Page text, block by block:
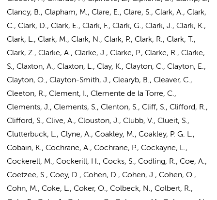
Clancy, B., Clapham, M., Clare, E., Clare, S., Clark, A., Clark,
C., Clark, D., Clark, E., Clark, F., Clark, G., Clark, J., Clark, K.,
Clark, L., Clark, M., Clark, N., Clark, P., Clark, R., Clark, T.,
Clark, Z., Clarke, A., Clarke, J., Clarke, P., Clarke, R., Clarke,
S., Claxton, A., Claxton, L., Clay, K., Clayton, C., Clayton, E.,
Clayton, O., Clayton-Smith, J., Clearyb, B., Cleaver, C.,
Cleeton, R., Clement, I., Clemente de la Torre, C.,
Clements, J., Clements, S., Clenton, S., Cliff, S., Clifford, R.,
Clifford, S., Clive, A., Clouston, J., Clubb, V., Clueit, S.,
Clutterbuck, L., Clyne, A., Coakley, M., Coakley, P. G. L.,
Cobain, K., Cochrane, A., Cochrane, P., Cockayne, L.,
Cockerell, M., Cockerill, H., Cocks, S., Codling, R., Coe, A.,
Coetzee, S., Coey, D., Cohen, D., Cohen, J., Cohen, O.,
Cohn, M., Coke, L., Coker, O., Colbeck, N., Colbert, R.,